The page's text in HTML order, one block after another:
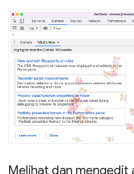
Melihat dan mengedit